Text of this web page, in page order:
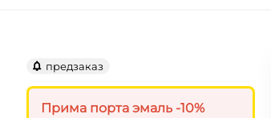
предзаказ
Прима порта эмаль -10%